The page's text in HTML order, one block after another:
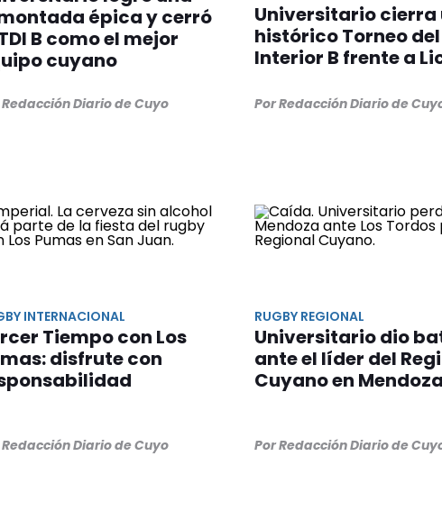
épica y cerró
B como el mejor
cuyano
Redacción Diario de Cuyo
Universitario cierra
histórico Torneo del
Interior B frente a
Por Redacción Diario de
INTERNACIONAL
Tiempo con Los
disfrute con
Redacción Diario de Cuyo
RUGBY REGIONAL
Universitario dio
ante el líder del
Cuyano en Mendoza
Por Redacción Diario de